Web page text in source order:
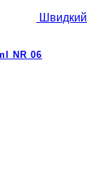
Швидкий
NR 06